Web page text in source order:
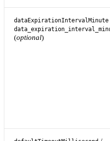
dataExpirationIntervalMinute
(optional)